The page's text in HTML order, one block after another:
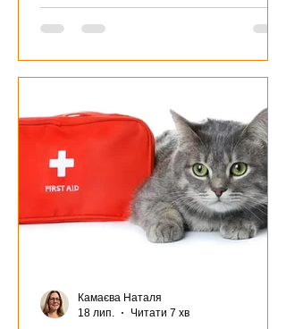
Камаєва Наталя
18 лип.
Читати 7 хв